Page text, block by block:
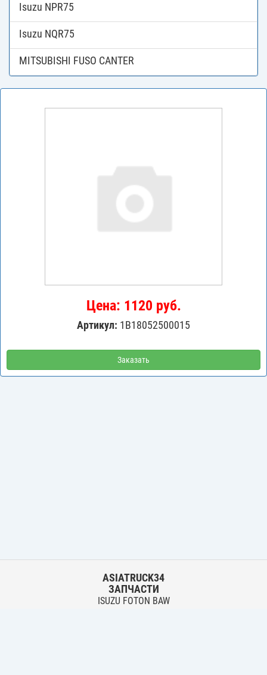
Isuzu NPR75
Isuzu NQR75
MITSUBISHI FUSO CANTER
Цена: 1120 руб.
Артикул: 1B18052500015
Заказать
ASIATRUCK34
ЗАПЧАСТИ
ISUZU FOTON BAW